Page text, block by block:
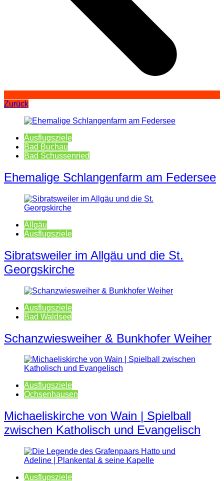
Zurück
Ausflugsziele
Bad Buchau
Bad Schussenried
Ehemalige Schlangenfarm am Federsee
Allgäu
Ausflugsziele
Sibratsweiler im Allgäu und die St.
Georgskirche
Ausflugsziele
Bad Waldsee
Schanzwiesweiher & Bunkhofer Weiher
Ausflugsziele
Ochsenhausen
Michaeliskirche von Wain | Spielball
zwischen Katholisch und Evangelisch
Ausflugsziele